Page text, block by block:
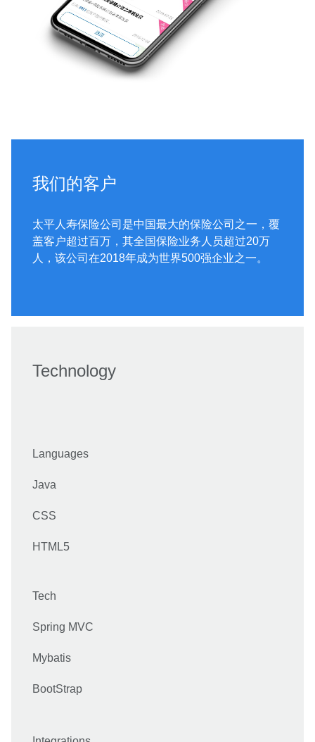
我们的客户
太平人寿保险公司是中国最大的保险公司之一，覆
盖客户超过百万，其全国保险业务人员超过20万
人，该公司在2018年成为世界500强企业之一。
Technology
Languages
Java
CSS
HTML5
Tech
Spring MVC
Mybatis
BootStrap